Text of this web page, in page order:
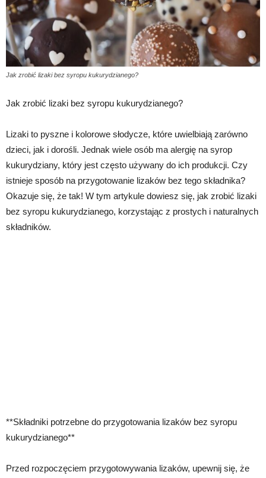
Jak zrobić lizaki bez syropu kukurydzianego?
Jak zrobić lizaki bez syropu kukurydzianego?
Lizaki to pyszne i kolorowe słodycze, które uwielbiają zarówno
dzieci, jak i dorośli. Jednak wiele osób ma alergię na syrop
kukurydziany, który jest często używany do ich produkcji. Czy
istnieje sposób na przygotowanie lizaków bez tego składnika?
Okazuje się, że tak! W tym artykule dowiesz się, jak zrobić lizaki
bez syropu kukurydzianego, korzystając z prostych i naturalnych
składników.
**Składniki potrzebne do przygotowania lizaków bez syropu
kukurydzianego**
Przed rozpoczęciem przygotowywania lizaków, upewnij się, że